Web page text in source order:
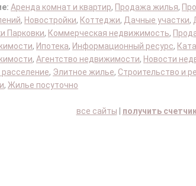
Аренда комнат и квартир, Продажа жилья,
, Новостройки, Коттеджи, Дачные участки,
Парковки, Коммерческая недвижимость,
, Ипотека, Информационный ресурс,
, Агентство недвижимости, Новости
, Элитное жилье, Строительство и
, Жилье посуточно
все сайты получить